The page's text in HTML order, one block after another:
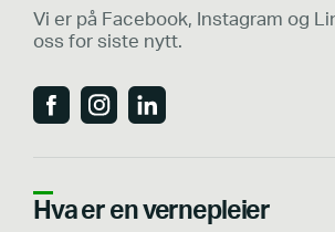
Vi er på Facebook, Instagram og
oss for siste nytt.
Hva er en vernepleier